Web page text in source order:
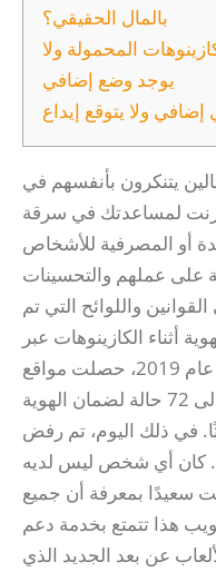
بالمال الحقيقي؟
المحمولة ولا
يوجد وضع إضافي
إضافي ولا يتوقع إيداع
يتنكرون بأنفسهم في
لمساعدتك في سرقة
أو المصرفية للأشخاص
على عملهم والتحسينات
واللوائح التي تم
أثناء الكازينوهات عبر
الإنترنت. قبل النصف الأخير من عام 2019، حصلت مواقع
المراهنة المنعزلة على ما يصل إلى 72 حالة لضمان الهوية
في ذلك اليوم، تم رفض
كان أي شخص ليس لديه
سعيدًا بمعرفة أن جميع
هذا تتمتع بخدمة دعم
عن بعد الجديد الذي